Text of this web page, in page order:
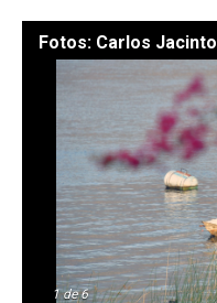
Fotos: Carlos Jacinto
1de 6